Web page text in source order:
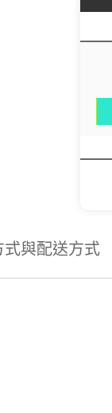
式與配送方式